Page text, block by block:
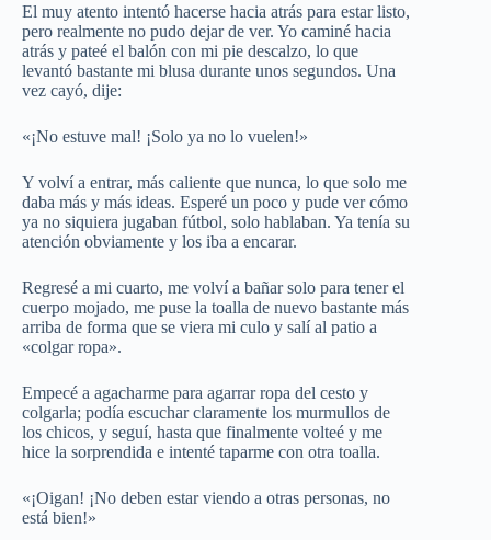
El muy atento intentó hacerse hacia atrás para estar listo,
pero realmente no pudo dejar de ver. Yo caminé hacia
atrás y pateé el balón con mi pie descalzo, lo que
levantó bastante mi blusa durante unos segundos. Una
vez cayó, dije:
«¡No estuve mal! ¡Solo ya no lo vuelen!»
Y volví a entrar, más caliente que nunca, lo que solo me
daba más y más ideas. Esperé un poco y pude ver cómo
ya no siquiera jugaban fútbol, solo hablaban. Ya tenía su
atención obviamente y los iba a encarar.
Regresé a mi cuarto, me volví a bañar solo para tener el
cuerpo mojado, me puse la toalla de nuevo bastante más
arriba de forma que se viera mi culo y salí al patio a
«colgar ropa».
Empecé a agacharme para agarrar ropa del cesto y
colgarla; podía escuchar claramente los murmullos de
los chicos, y seguí, hasta que finalmente volteé y me
hice la sorprendida e intenté taparme con otra toalla.
«¡Oigan! ¡No deben estar viendo a otras personas, no
está bien!»